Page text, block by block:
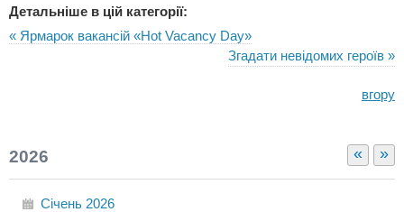
Детальніше в цій категорії:
« Ярмарок вакансій «Hot Vacancy Day»
Згадати невідомих героїв »
вгору
« »
2026
Січень 2026